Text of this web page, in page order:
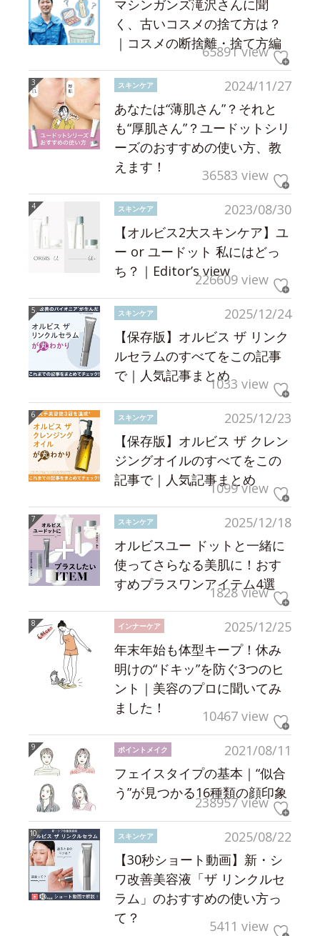
マシンガンズ滝沢さんに聞
く、古いコスメの捨て方は？
｜コスメの断捨離・捨て方編
65891 view
2024/11/27
スキンケア
あなたは“薄肌さん”？それと
も“厚肌さん”？ユードットシリ
ーズのおすすめの使い方、教
えます！
36583 view
2023/08/30
スキンケア
【オルビス2大スキンケア】ユ
ー or ユードット 私にはどっ
ち？｜Editor’s view226609 view
2025/12/24
スキンケア
【保存版】オルビス ザ リンク
ルセラムのすべてをこの記事
で｜人気記事まとめ1033 view
2025/12/23
スキンケア
【保存版】オルビス ザ クレン
ジングオイルのすべてをこの
記事で｜人気記事まとめ
1099 view
2025/12/18
スキンケア
オルビスユー ドットと一緒に
使ってさらなる美肌に！おす
すめプラスワンアイテム4選
1828 view
2025/12/25
インナーケア
年末年始も体型キープ！休み
明けの“ドキッ”を防ぐ3つのヒ
ント｜美容のプロに聞いてみ
ました！
10467 view
2021/08/11
ポイントメイク
フェイスタイプの基本｜“似合
う”が見つかる16種類の顔印象
238957 view
2025/08/22
スキンケア
【30秒ショート動画】新・シ
ワ改善美容液「ザ リンクルセ
ラム」のおすすめの使い方っ
て？
5411 view